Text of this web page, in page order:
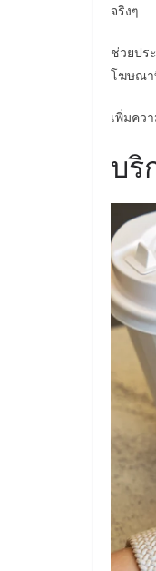
จริงๆ
ช่วยปร
โฆษณา
เพิ่มคว
บริ